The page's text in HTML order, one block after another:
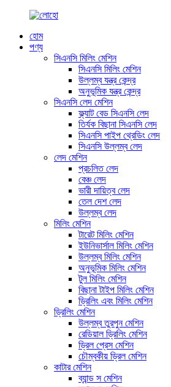
হোম
পণ্য
সিএনসি মিলিং মেশিন
সিএনসি মিলিং মেশিন
উল্লম্ব যন্ত্র কেন্দ্র
অনুভূমিক যন্ত্র কেন্দ্র
সিএনসি লেদ মেশিন
ফ্ল্যাট বেড সিএনসি লেদ
তির্যক বিছানা সিএনসি লেদ
সিএনসি পাইপ থ্রেডিং লেদ
সিএনসি উল্লম্ব লেদ
লেদ মেশিন
প্রচলিত লেদ
বেঞ্চ লেদ
ভারী দায়িত্ব লেদ
তেল দেশ লেদ
উল্লম্ব লেদ
মিলিং মেশিন
টারেট মিলিং মেশিন
ইউনিভার্সাল মিলিং মেশিন
উল্লম্ব মিলিং মেশিন
অনুভূমিক মিলিং মেশিন
টুল মিলিং মেশিন
বিছানা টাইপ মিলিং মেশিন
ড্রিলিং এবং মিলিং মেশিন
ড্রিলিং মেশিন
উল্লম্ব তুরপুন মেশিন
রেডিয়াল ড্রিলিং মেশিন
ড্রিল প্রেস মেশিন
চৌম্বকীয় ড্রিল মেশিন
কাটার মেশিন
ব্যান্ড স মেশিন